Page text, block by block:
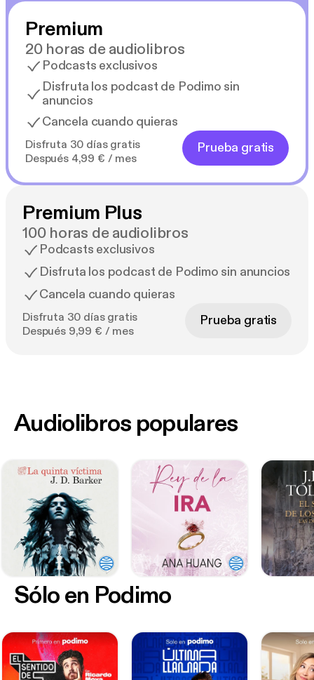
Premium
20 horas de audiolibros
Podcasts exclusivos
Disfruta los podcast de Podimo sin
anuncios
Cancela cuando quieras
Disfruta 30 días gratis
Después 4,99 € / mes
Prueba gratis
Premium Plus
100 horas de audiolibros
Podcasts exclusivos
Disfruta los podcast de Podimo sin anuncios
Cancela cuando quieras
Disfruta 30 días gratis
Después 9,99 € / mes
Prueba gratis
Sólo en Podimo
Audiolibros populares